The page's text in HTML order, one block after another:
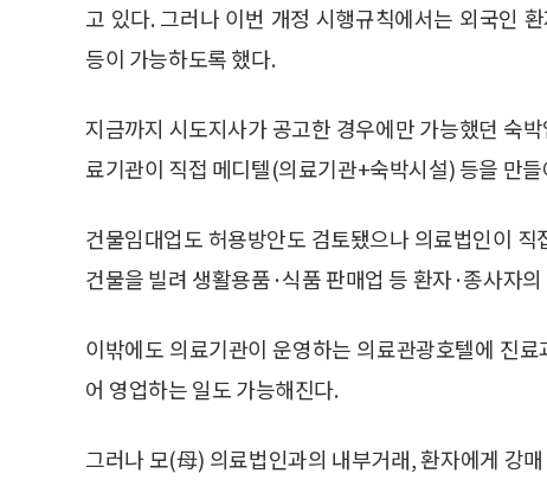
고 있다. 그러나 이번 개정 시행규칙에서는 외국인
등이 가능하도록 했다.
지금까지 시도지사가 공고한 경우에만 가능했던 숙
료기관이 직접 메디텔(의료기관+숙박시설) 등을 만
건물임대업도 허용방안도 검토됐으나 의료법인이
건물을 빌려 생활용품·식품 판매업 등 환자·종사자
이밖에도 의료기관이 운영하는 의료관광호텔에 진
어 영업하는 일도 가능해진다.
그러나 모(母) 의료법인과의 내부거래, 환자에게 강